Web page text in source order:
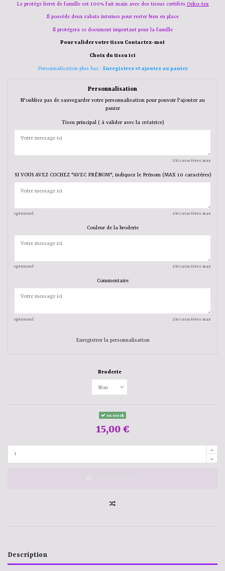
Le protège livret de famille est 100% fait main avec des tissuscertifiés Oeko-tex
Il possède deux rabats internes pour rester bien en place
Il protégera ce document important pour la famille
Pour valider votretissu Contactez-moi
Choix du tissu ici
Personnalisation plus bas : Enregistrezet ajoutezau panier
Personnalisation
N'oubliez pas de sauvegarder votre personnalisation pour pouvoir l'ajouter au
panier
Tissu principal ( à valider avec la créatrice)
250 caractères max
SI VOUS AVEZ COCHEZ "AVEC PRÉNOM", indiquez le Prénom (MAX 10 caractères)
optionnel 250 caractères max
Couleur de la broderie
optionnel 250 caractères max
Commentaire
optionnel 250 caractères max
Enregistrer la personnalisation
Broderie
en stock
15,00 €
Description